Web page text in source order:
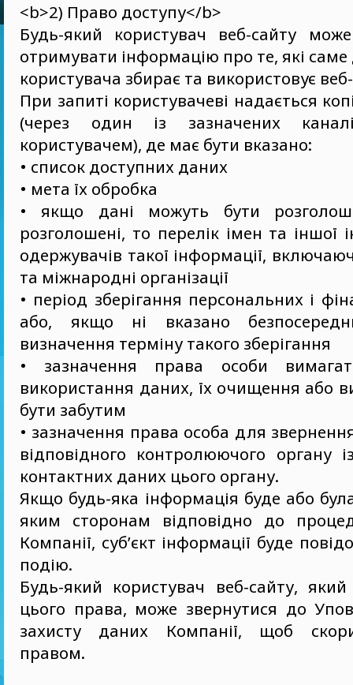
<b>2) Право доступу</b>
Будь-який користувач веб-сайту
отримувати інформацію про те, які саме
користувача збирає та використовує
При запиті користувачеві надається
(через один із зазначених
користувачем), де має бути вказано:
• список доступних даних
• мета їх обробка
• якщо дані можуть бути
розголошені, то перелік імен та іншої
одержувачів такої інформації,
та міжнародні організації
• період зберігання персональних і
або, якщо ні вказано
визначення терміну такого зберігання
• зазначення права особи
використання даних, їх очищення або
бути забутим
• зазначення права особа для
відповідного контролюючого органу
контактних даних цього органу.
Якщо будь-яка інформація буде або
яким сторонам відповідно до
Компанії, суб’єкт інформації буде
подію.
Будь-який користувач веб-сайту,
цього права, може звернутися до
захисту даних Компанії, щоб
правом.